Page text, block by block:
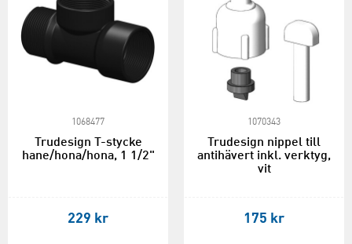
1068477
Trudesign T-stycke
hane/hona/hona, 1 1/2"
229 kr
1070343
Trudesign nippel till
antihävert inkl. verktyg,
vit
175 kr